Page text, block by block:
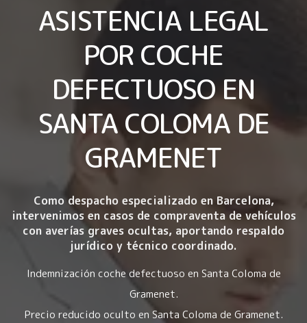
ASISTENCIA LEGAL
POR COCHE
DEFECTUOSO EN
SANTA COLOMA DE
GRAMENET
Como despacho especializado en Barcelona,
intervenimos en casos de compraventa de vehículos
con averías graves ocultas, aportando respaldo
jurídico y técnico coordinado.
Indemnización coche defectuoso en Santa Coloma de
Gramenet.
Precio reducido oculto en Santa Coloma de Gramenet.